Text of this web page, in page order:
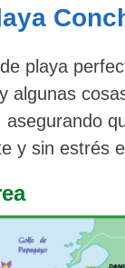
playa
algunas
y sin estrés